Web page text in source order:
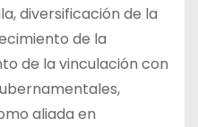
diversificación de la
de la
de la vinculación con
aliada en